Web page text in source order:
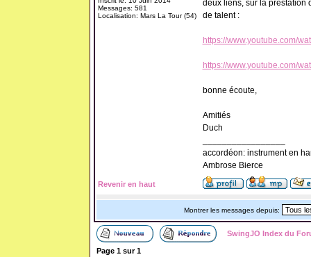
Messages: 581
Localisation: Mars La Tour (54)
deux liens, sur la prestation
de talent :
https://www.youtube.com/
https://www.youtube.com/
bonne écoute,
Amitiés
Duch
accordéon: instrument en
Ambrose Bierce
Revenir en haut
Montrer les messages depuis:
SwingJO Index du
Page 1sur1